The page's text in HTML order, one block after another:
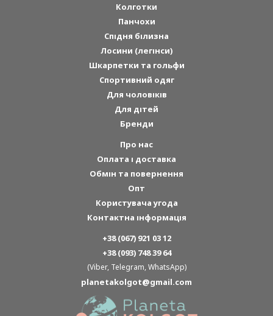
Колготки
Панчохи
Спідня білизна
Лосини (легінси)
Шкарпетки та гольфи
Спортивний одяг
Для чоловіків
Для дітей
Бренди
Про нас
Оплата і доставка
Обмін та повернення
Опт
Користувача угода
Контактна інформація
+38 (067) 921 03 12
+38 (093) 748 39 64
(Viber, Telegram, WhatsApp)
planetakolgot@gmail.com